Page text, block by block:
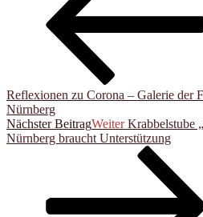
Reflexionen zu Corona – Galerie der
Nürnberg
Nächster BeitragWeiter Krabbelstube
Nürnberg braucht Unterstützung